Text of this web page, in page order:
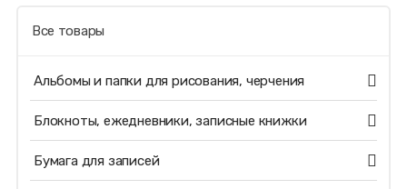
Все товары
Альбомы и папки для рисования, черчения
Блокноты, ежедневники, записные книжки
Бумага для записей